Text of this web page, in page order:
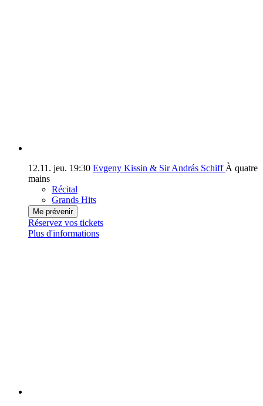
12.11. jeu. 19:30 Evgeny Kissin & Sir András Schiff À quatre
mains
Récital
Grands Hits
Me prévenir
Réservez vos tickets
Plus d'informations